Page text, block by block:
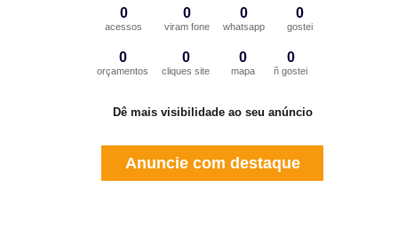
0
acessos
0
viram fone
0
whatsapp
0
gostei
0
orçamentos
0
cliques site
0
mapa
0
ñ gostei
Dê mais visibilidade ao seu anúncio
Anuncie com destaque